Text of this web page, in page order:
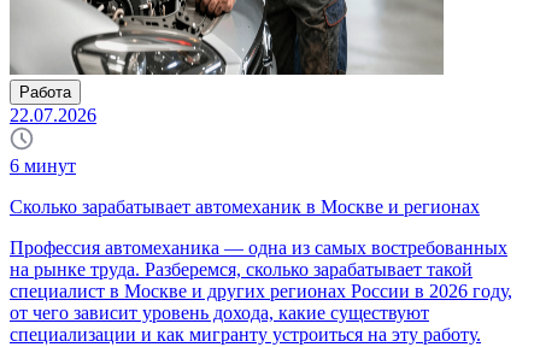
Работа
22.07.2026
6 минут
Сколько зарабатывает автомеханик в Москве и регионах
Профессия автомеханика — одна из самых востребованных
на рынке труда. Разберемся, сколько зарабатывает такой
специалист в Москве и других регионах России в 2026 году,
от чего зависит уровень дохода, какие существуют
специализации и как мигранту устроиться на эту работу.